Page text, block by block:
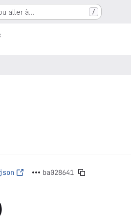
aller à… /
ba028641